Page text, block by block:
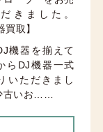
きました。
買取】
機器を揃えて
らDJ機器一式
いただきまし
古いお……